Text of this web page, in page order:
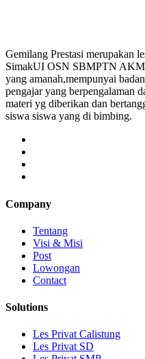
Gemilang Prestasi merupakan
SimakUI OSN SBMPTN AKM
yang amanah,mempunyai
pengajar yang berpengalaman
materi yg diberikan dan
siswa siswa yang di bimbing.
Company
Tentang
Visi & Misi
Post
Lowongan
Contact
Solutions
Les Privat Calistung
Les Privat SD